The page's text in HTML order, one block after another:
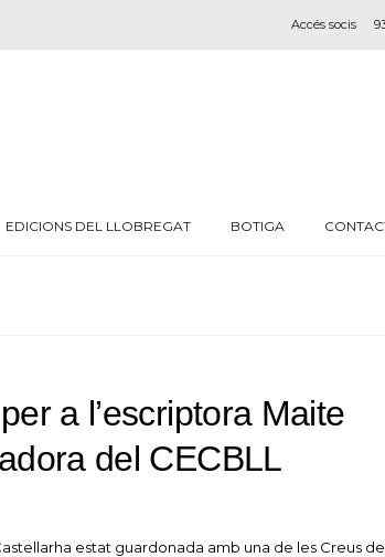
Accés socis
EDICIONS DEL LLOBREGAT BOTIGA
a l’escriptora Maite
del CECBLL
estat guardonada amb una de les Creus